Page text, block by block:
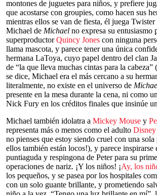
montones de juguetes para niños, y prefiere
que acostarse con groupies, como hacen sus
mientras ellos se van de fiesta, él juega
Michael de Michael no expresa su entusiasmo
superproductorQuincy Jones con ninguna
llama mascota, y parece tener una única
hermana LaToya, cuyo papel dentro del clan
de “la que lleva muchas cintas para la cabeza”
se dice, Michael era el más cercano a su
literalmente, no existe en el universo de
presente en la mesa durante la cena, ni como
Nick Fury en los créditos finales que insinúe
Michael también idolatra a Mickey Mouse y
representa más o menos como el adulto Disney
no pienses que estoy siendo cruel con una sola
ellos también están locos!), y parece inspirarse
puntiaguda y respingona de Peter para su
operaciones de nariz. ¡Y los niños! ¡Ay, los
los pequeños, y se pasea por los hospitales
con un solo guante brillante, y prometiendo